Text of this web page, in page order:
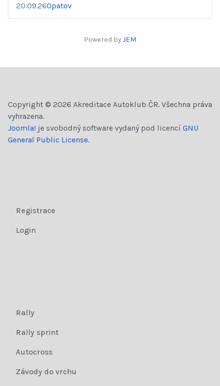
20.09.26Opatov
Powered byJEM
Copyright © 2026 Akreditace Autoklub ČR. Všechna práva
vyhrazena.
Joomla! je svobodný software vydaný pod licencí GNU
General Public License.
Registrace
Login
Rally
Rally sprint
Autocross
Závody do vrchu